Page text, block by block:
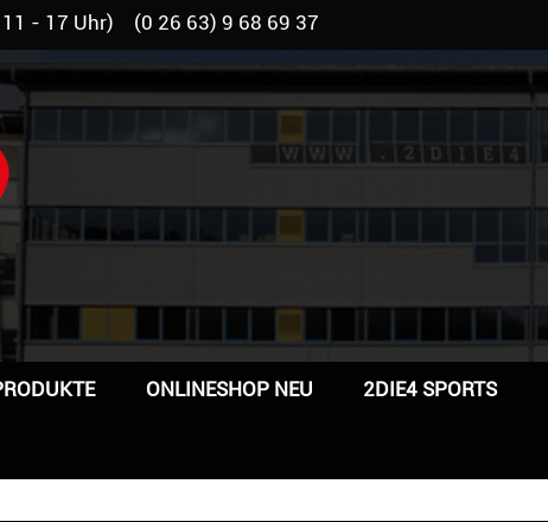
11 - 17 Uhr) (0 26 63) 9 68 69 37
ONLINESHOP NEU 2DIE4 SPORTS